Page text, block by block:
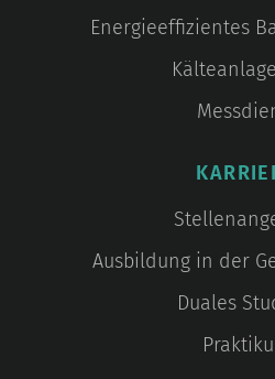
Energieeffizientes
Ausbildung in der
Duales